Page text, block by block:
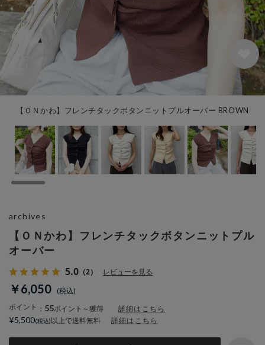
【ＯＮかわ】フレンチタックボタンニットプルオーバー BROWN
31
【ＯＮかわ】フレンチタックボタンニットプル
オーバー
5.0 （2） レビューを見る
￥6,050
ポイント ： 55ポイント～獲得 詳細はこちら
archives
¥5,500 以上で送料無料 詳細はこちら